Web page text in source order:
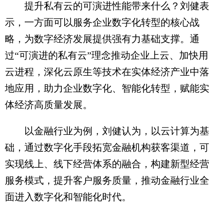
提升私有云的可演进性能带来什么？刘健表
示，一方面可以服务企业数字化转型的核心战
略，为数字经济发展提供强有力基础支撑。通
过“可演进的私有云”理念推动企业上云、加快用
云进程，深化云原生等技术在实体经济产业中落
地应用，助力企业数字化、智能化转型，赋能实
体经济高质量发展。
以金融行业为例，刘健认为，以云计算为基
础，通过数字化手段拓宽金融机构获客渠道，可
实现线上、线下经营体系的融合，构建新型经营
服务模式，提升客户服务质量，推动金融行业全
面进入数字化和智能化时代。